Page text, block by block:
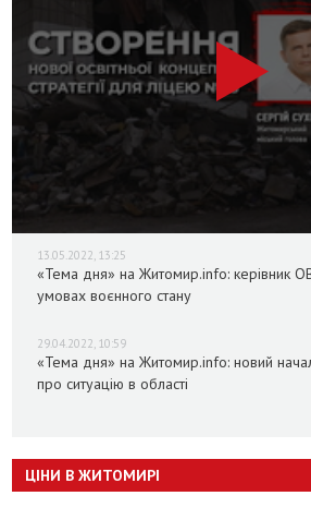
13.05.2022, 13:25
«Тема дня» на Житомир.info: керівник
умовах воєнного стану
29.04.2022, 10:59
«Тема дня» на Житомир.info: новий
про ситуацію в області
ЦІНИ В ЖИТОМИРІ